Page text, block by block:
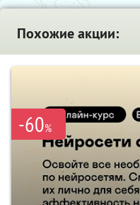
Похожие акции:
-60%